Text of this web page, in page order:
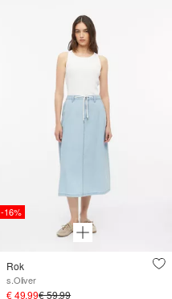
-16%
Rok
s.Oliver
€ 49,99€ 59,99